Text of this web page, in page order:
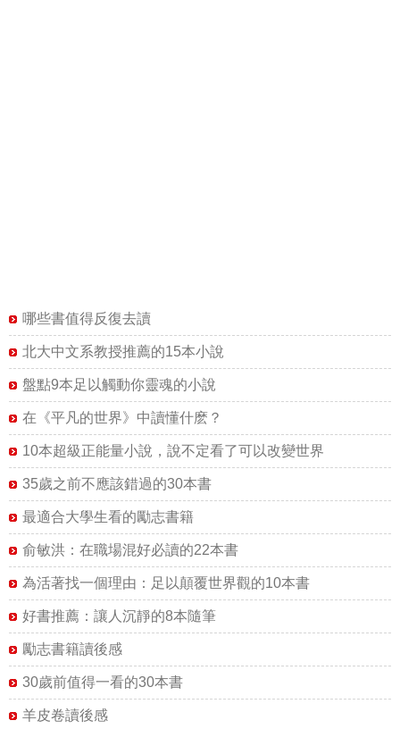
哪些書值得反復去讀
北大中文系教授推薦的15本小說
盤點9本足以觸動你靈魂的小說
在《平凡的世界》中讀懂什麽？
10本超級正能量小說，說不定看了可以改變世界
35歲之前不應該錯過的30本書
最適合大學生看的勵志書籍
俞敏洪：在職場混好必讀的22本書
為活著找一個理由：足以顛覆世界觀的10本書
好書推薦：讓人沉靜的8本隨筆
勵志書籍讀後感
30歲前值得一看的30本書
羊皮卷讀後感